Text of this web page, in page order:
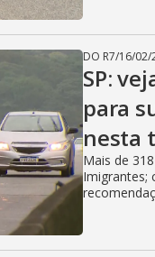
DO R7/16/02/
SP:
para
nesta
Mais de
Imigrantes;